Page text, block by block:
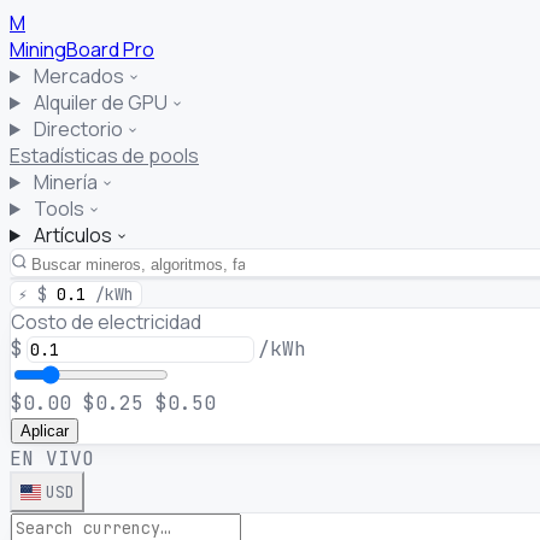
M
MiningBoardPro
Mercados
Alquiler de GPU
Directorio
Estadísticas de pools
Minería
Tools
Artículos
⚡ $ 0.1 /kWh
Costo de electricidad
$ /kWh
$0.00 $0.25 $0.50
Aplicar
EN VIVO
USD